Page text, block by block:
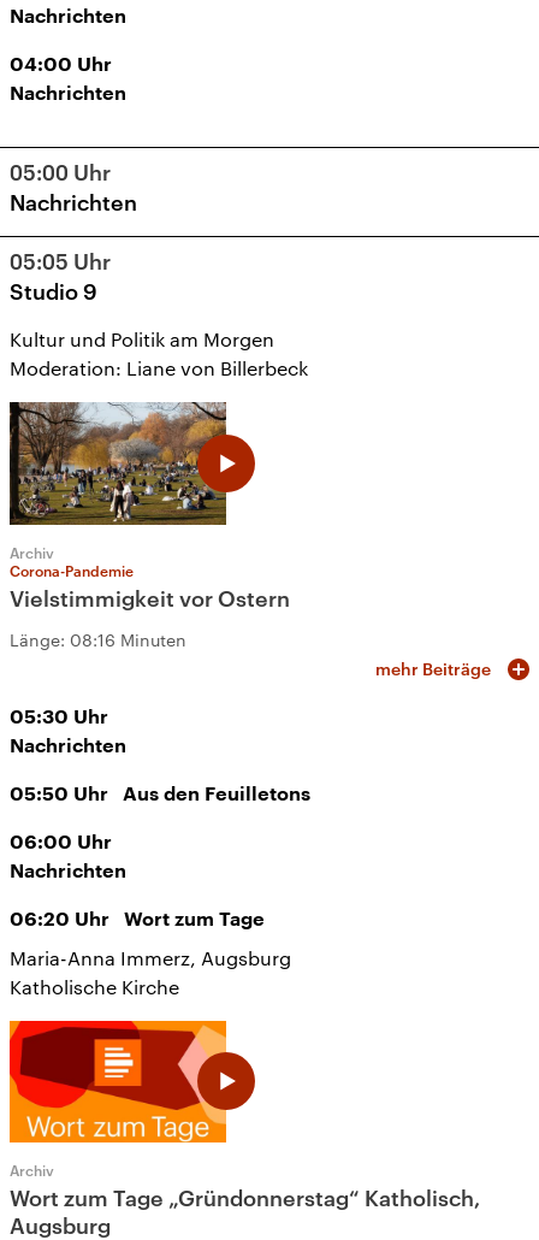
Nachrichten
04:00 Uhr
Nachrichten
05:00 Uhr
Nachrichten
05:05 Uhr
Studio 9
Kultur und Politik am Morgen
Moderation: Liane von Billerbeck
Archiv
Corona-Pandemie
Vielstimmigkeit vor Ostern
Länge: 08:16 Minuten
mehr Beiträge
05:30 Uhr
Nachrichten
05:50 Uhr Aus den Feuilletons
06:00 Uhr
Nachrichten
06:20 Uhr Wort zum Tage
Maria-Anna Immerz, Augsburg
Katholische Kirche
Archiv
Wort zum Tage „Gründonnerstag“ Katholisch,
Augsburg